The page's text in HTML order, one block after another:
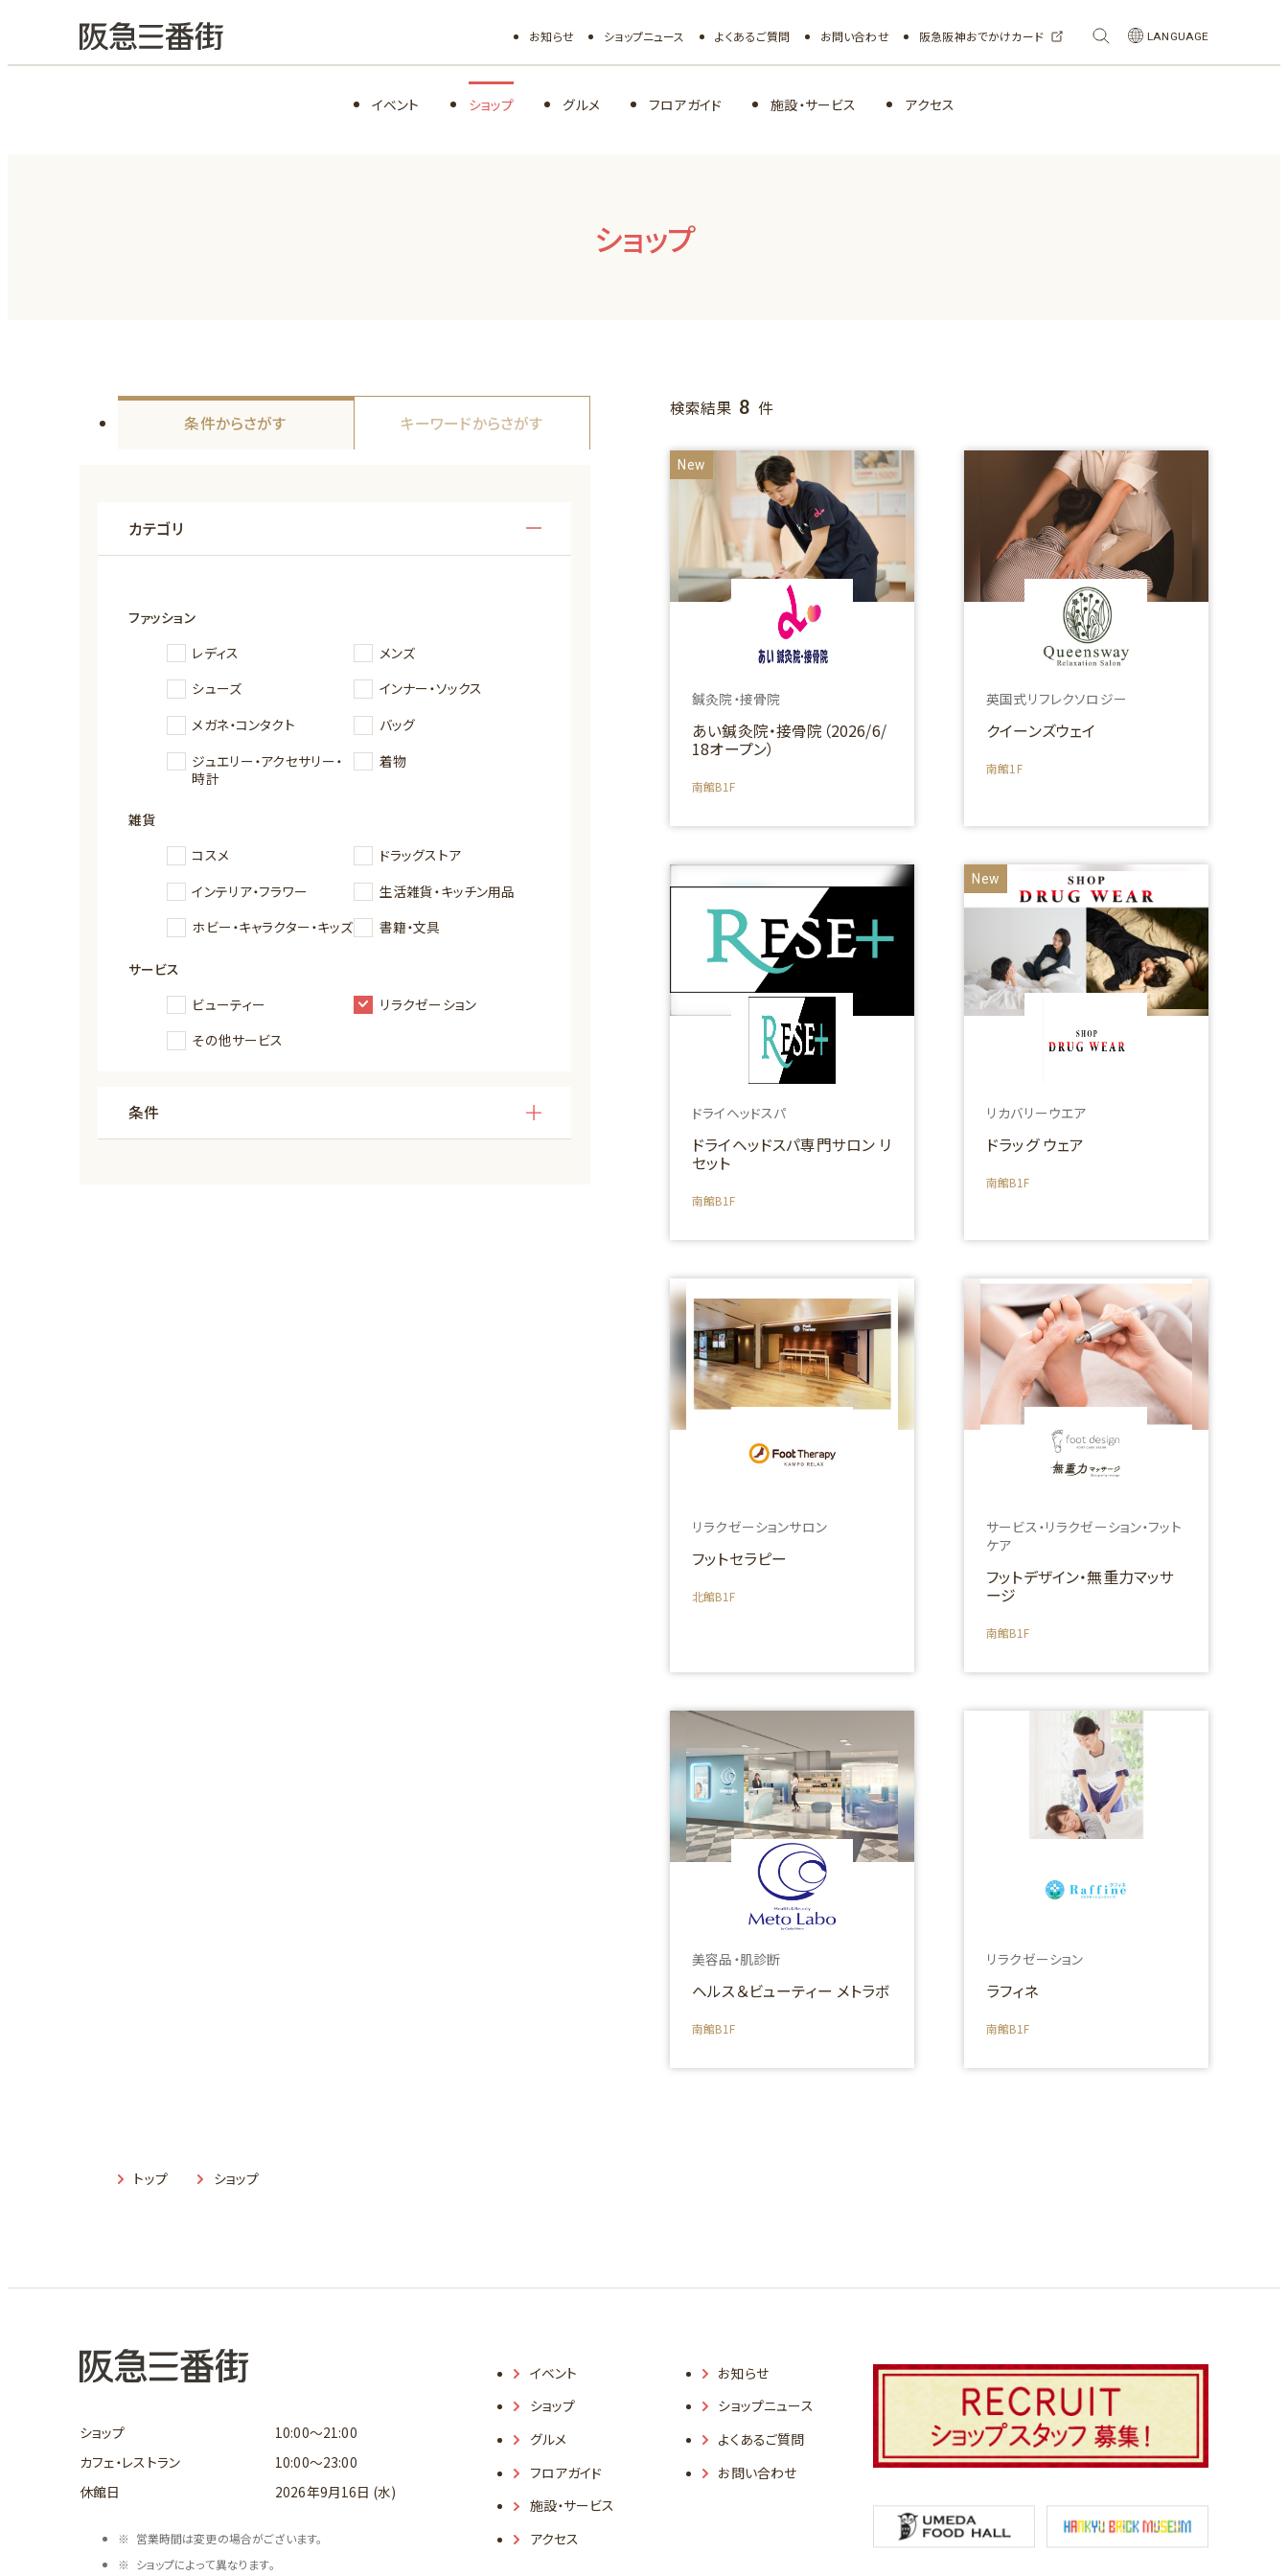
お知らせ ショップニュース よくあるご質問 お問い合わせ 阪急阪神おでかけカード LANGUAGE
イベント ショップ グルメ フロアガイド 施設・サービス アクセス
ショップ
条件からさがす キーワードからさがす
カテゴリ
ファッション
レディス
メンズ
シューズ
インナー・ソックス
メガネ・コンタクト
バッグ
ジュエリー・アクセサリー・
時計
着物
雑貨
コスメ
ドラッグストア
インテリア・フラワー
生活雑貨・キッチン用品
ホビー・キャラクター・キッズ
書籍・文具
サービス
ビューティー
リラクゼーション
その他サービス
条件
検索結果 8 件
New
鍼灸院・接骨院
あい鍼灸院・接骨院（2026/6/
18オープン）
南館B1F
英国式リフレクソロジー
クイーンズウェイ
南館1F
ドライヘッドスパ
ドライヘッドスパ専門サロン リ
セット
南館B1F
New
リカバリーウエア
ドラッグ ウェア
南館B1F
リラクゼーションサロン
フットセラピー
北館B1F
サービス・リラクゼーション・フット
ケア
フットデザイン・無重力マッサ
ージ
南館B1F
美容品・肌診断
ヘルス＆ビューティー メトラボ
南館B1F
リラクゼーション
ラフィネ
南館B1F
トップ ショップ
ショップ
10:00～21:00
カフェ・レストラン
10:00～23:00
休館日
2026年9月16日 (水)
営業時間は変更の場合がございます。
ショップによって異なります。
イベント
ショップ
グルメ
フロアガイド
施設・サービス
アクセス
お知らせ
ショップニュース
よくあるご質問
お問い合わせ